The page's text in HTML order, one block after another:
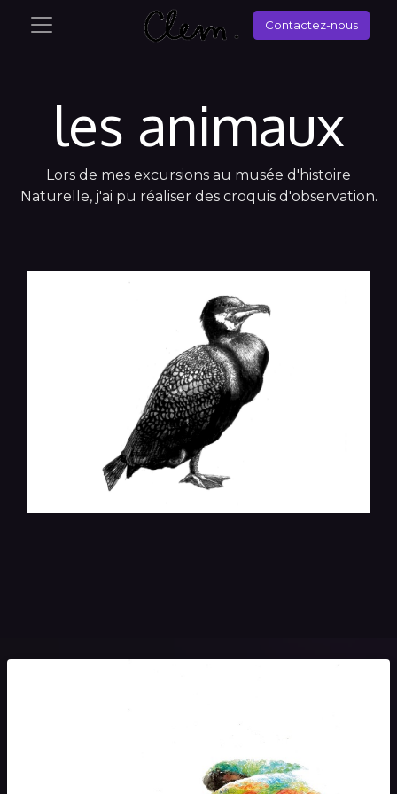
Contactez-nous
les animaux
Lors de mes excursions au musée d'histoire
Naturelle, j'ai pu réaliser des croquis d'observation.